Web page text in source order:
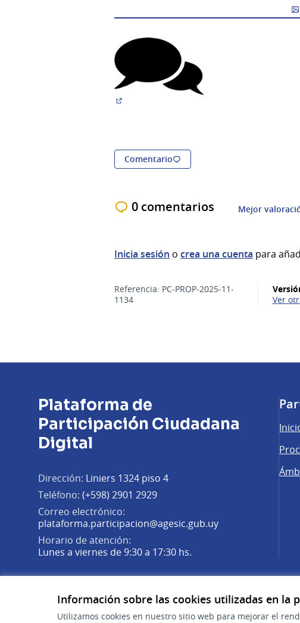
Información sobre las cookies utilizadas en la
Utilizamos cookies en nuestro sitio web para mejorar el
Comentario
0 comentarios Mejor
Inicia sesión o crea una cuenta para
Referencia: PC-PROP-2025-11-
1134
ver
Plataforma de
Participación Ciudadana
Digital
Dirección: Liniers 1324 piso 4
Teléfono: (+598) 2901 2929
Correo electrónico:
plataforma.participacion@agesic.gub.uy(Abrir en una
Horario de atención:
Lunes a viernes de 9:30 a 17:30 hs.
(Enlace externo)
(Enlace externo)
(Enlace externo)